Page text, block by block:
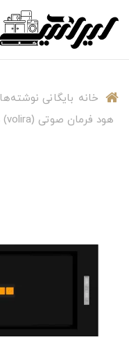
خانه بایگانی نوشته‌ها
هود فرمان صوتی (volira) داتیس